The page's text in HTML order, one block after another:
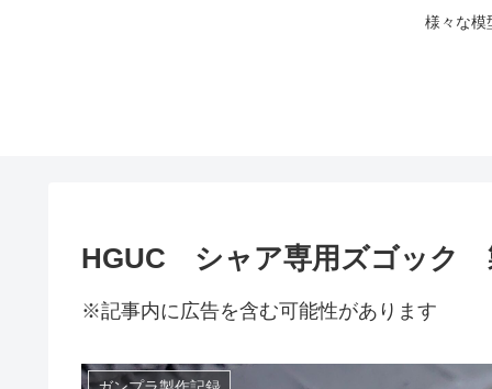
様々な模
HGUC シャア専用ズゴック
※記事内に広告を含む可能性があります